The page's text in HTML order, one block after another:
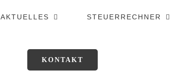
AKTUELLES STEUERRECHNER
KONTAKT